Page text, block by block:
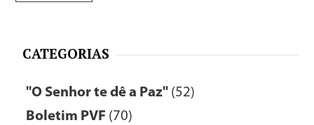
CATEGORIAS
"O Senhor te dê a Paz" (52)
Boletim PVF (70)